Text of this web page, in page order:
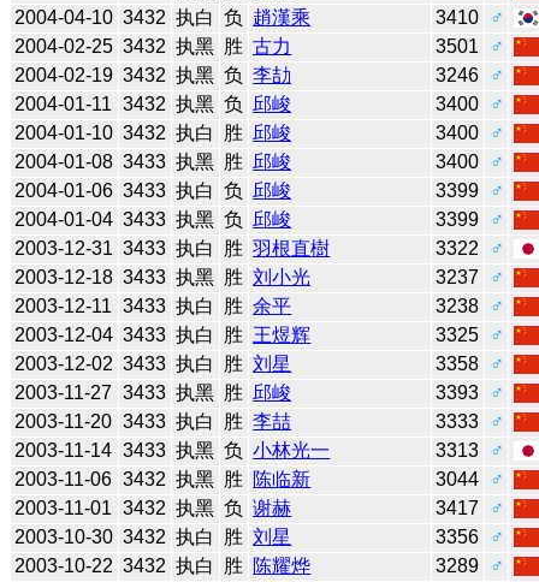
2004-04-10 3432 执白 负 趙漢乘 3410
♂
2004-02-25 3432 执黑 胜 古力 3501
♂
2004-02-19 3432 执黑 负 李劼 3246
♂
2004-01-11 3432 执黑 负 邱峻 3400
♂
2004-01-10 3432 执白 胜 邱峻 3400
♂
2004-01-08 3433 执黑 胜 邱峻 3400
♂
2004-01-06 3433 执白 负 邱峻 3399
♂
2004-01-04 3433 执黑 负 邱峻 3399
♂
2003-12-31 3433 执白 胜 羽根直樹 3322
♂
2003-12-18 3433 执黑 胜 刘小光 3237
♂
2003-12-11 3433 执白 胜 余平 3238
♂
2003-12-04 3433 执白 胜 王煜辉 3325
♂
2003-12-02 3433 执白 胜 刘星 3358
♂
2003-11-27 3433 执黑 胜 邱峻 3393
♂
2003-11-20 3433 执白 胜 李喆 3333
♂
2003-11-14 3433 执黑 负 小林光一 3313
♂
2003-11-06 3432 执黑 胜 陈临新 3044
♂
2003-11-01 3432 执黑 负 谢赫 3417
♂
2003-10-30 3432 执白 胜 刘星 3356
♂
2003-10-22 3432 执白 胜 陈耀烨 3289
♂